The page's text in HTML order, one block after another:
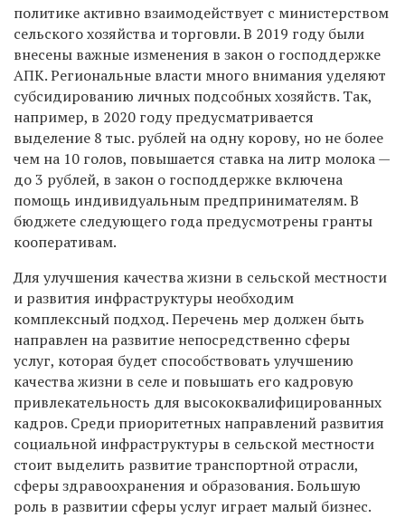
политике активно взаимодействует с министерством
сельского хозяйства и торговли. В 2019 году были
внесены важные изменения в закон о господдержке
АПК. Региональные власти много внимания уделяют
субсидированию личных подсобных хозяйств. Так,
например, в 2020 году предусматривается
выделение 8 тыс. рублей на одну корову, но не более
чем на 10 голов, повышается ставка на литр молока —
до 3 рублей, в закон о господдержке включена
помощь индивидуальным предпринимателям. В
бюджете следующего года предусмотрены гранты
кооперативам.
Для улучшения качества жизни в сельской местности
и развития инфраструктуры необходим
комплексный подход. Перечень мер должен быть
направлен на развитие непосредственно сферы
услуг, которая будет способствовать улучшению
качества жизни в селе и повышать его кадровую
привлекательность для высококвалифицированных
кадров. Среди приоритетных направлений развития
социальной инфраструктуры в сельской местности
стоит выделить развитие транспортной отрасли,
сферы здравоохранения и образования. Большую
роль в развитии сферы услуг играет малый бизнес.